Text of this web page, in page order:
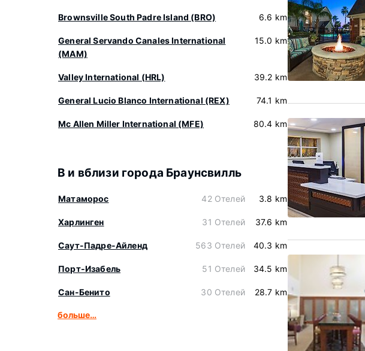
Brownsville South Padre Island (BRO) 6.6 km
General Servando Canales International
(MAM)
15.0 km
Valley International (HRL) 39.2 km
General Lucio Blanco International (REX) 74.1 km
Mc Allen Miller International (MFE) 80.4 km
В и вблизи города Браунсвилль
Матаморос 42 Отелей 3.8 km
Харлинген 31 Отелей 37.6 km
Саут-Падре-Айленд 563 Отелей 40.3 km
Порт-Изабель 51 Отелей 34.5 km
Сан-Бенито 30 Отелей 28.7 km
больше…